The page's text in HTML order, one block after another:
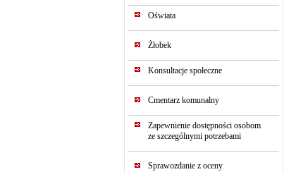
Oświata
Żłobek
Konsultacje społeczne
Cmentarz komunalny
Zapewnienie dostępności osobom
ze szczególnymi potrzebami
Sprawozdanie z oceny